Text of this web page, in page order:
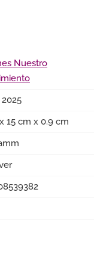
Nuestro
15 cm x 0.9 cm